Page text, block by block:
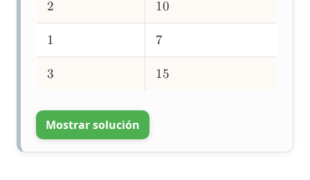
2
10
1
7
3
15
Mostrar solución